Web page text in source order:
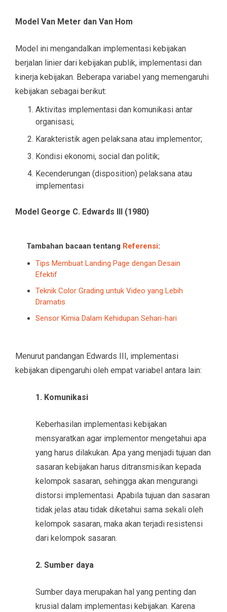
Model Van Meter dan Van Hom
Model ini mengandalkan implementasi kebijakan
berjalan linier dari kebijakan publik, implementasi dan
kinerja kebijakan. Beberapa variabel yang memengaruhi
kebijakan sebagai berikut:
Aktivitas implementasi dan komunikasi antar
organisasi;
Karakteristik agen pelaksana atau implementor;
Kondisi ekonomi, social dan politik;
Kecenderungan (disposition) pelaksana atau
implementasi
Model George C. Edwards III (1980)
Tambahan bacaan tentang Referensi:
Tips Membuat Landing Page dengan Desain
Efektif
Teknik Color Grading untuk Video yang Lebih
Dramatis
Sensor Kimia Dalam Kehidupan Sehari-hari
Menurut pandangan Edwards III, implementasi
kebijakan dipengaruhi oleh empat variabel antara lain:
1. Komunikasi
Keberhasilan implementasi kebijakan
mensyaratkan agar implementor mengetahui apa
yang harus dilakukan. Apa yang menjadi tujuan dan
sasaran kebijakan harus ditransmisikan kepada
kelompok sasaran, sehingga akan mengurangi
distorsi implementasi. Apabila tujuan dan sasaran
tidak jelas atau tidak diketahui sama sekali oleh
kelompok sasaran, maka akan terjadi resistensi
dari kelompok sasaran.
2. Sumber daya
Sumber daya merupakan hal yang penting dan
krusial dalam implementasi kebijakan. Karena